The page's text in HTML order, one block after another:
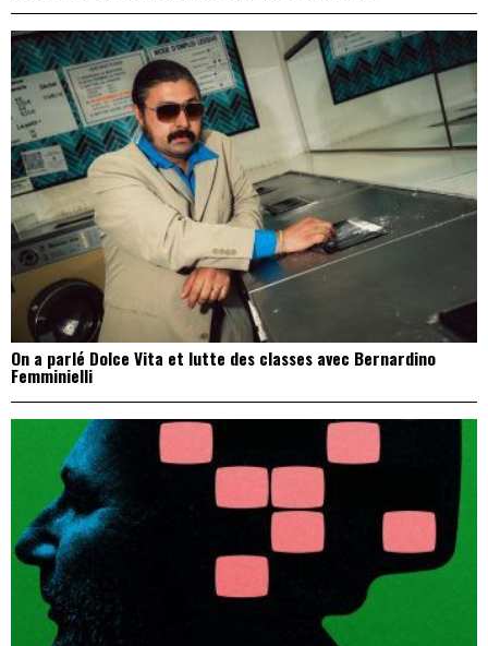
On a parlé Dolce Vita et lutte des classes avec Bernardino
Femminielli